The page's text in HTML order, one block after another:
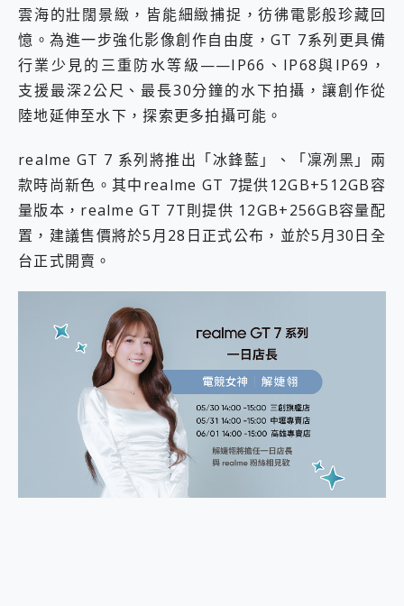
雲海的壯闊景緻，皆能細緻捕捉，彷彿電影般珍藏回
憶。為進一步強化影像創作自由度，GT 7系列更具備
行業少見的三重防水等級——IP66、IP68與IP69，
支援最深2公尺、最長30分鐘的水下拍攝，讓創作從
陸地延伸至水下，探索更多拍攝可能。
realme GT 7 系列將推出「冰鋒藍」、「凜冽黑」兩
款時尚新色。其中realme GT 7提供12GB+512GB容
量版本，realme GT 7T則提供 12GB+256GB容量配
置，建議售價將於5月28日正式公布，並於5月30日全
台正式開賣。